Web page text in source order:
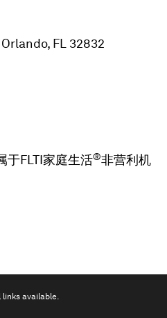
FL 32832
于FLTI家庭生活®非营利机
links available.